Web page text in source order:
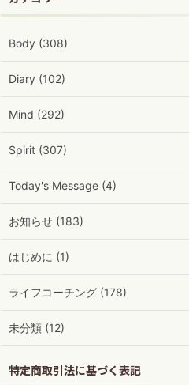
Body (308)
Diary (102)
Mind (292)
Spirit (307)
Today's Message (4)
お知らせ (183)
はじめに (1)
ライフコーチング (178)
未分類 (12)
特定商取引法に基づく表記